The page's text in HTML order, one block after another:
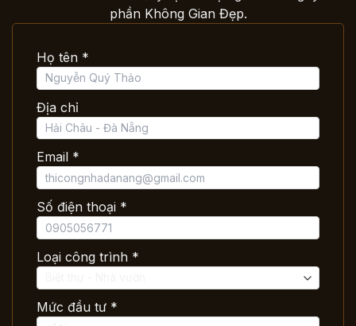
phần Không Gian Đẹp.
Họ tên *
Địa chỉ
Email *
Số điện thoại *
Loại công trình *
Mức đầu tư *